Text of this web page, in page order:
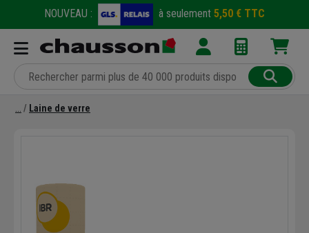
NOUVEAU : à seulement 5,50 € TTC
Laine de verre